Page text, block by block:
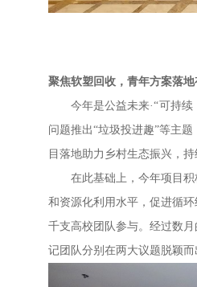
聚焦软塑回收，青年方案落地
今年是公益未来·“可持续
问题推出“垃圾投进趣”等主
目落地助力乡村生态振兴，
在此基础上，今年项目积
和资源化利用水平，促进循
千支高校团队参与。经过数
记团队分别在两大议题脱颖而